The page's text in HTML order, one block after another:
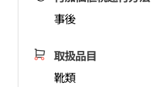
事後
取扱品目
靴類